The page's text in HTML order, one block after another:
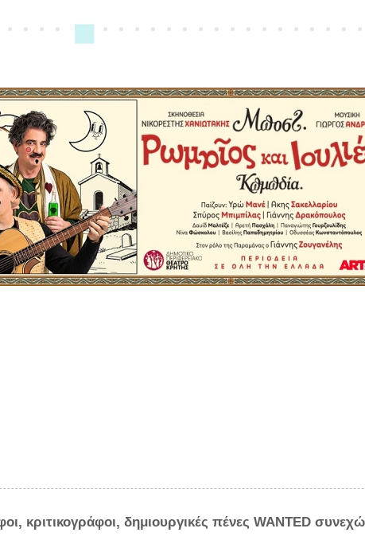
κριτικογράφοι, δημιουργικές πένες WANTED